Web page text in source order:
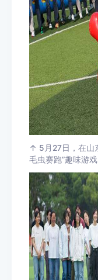
↑ 5月27日，在山
毛虫赛跑”趣味游